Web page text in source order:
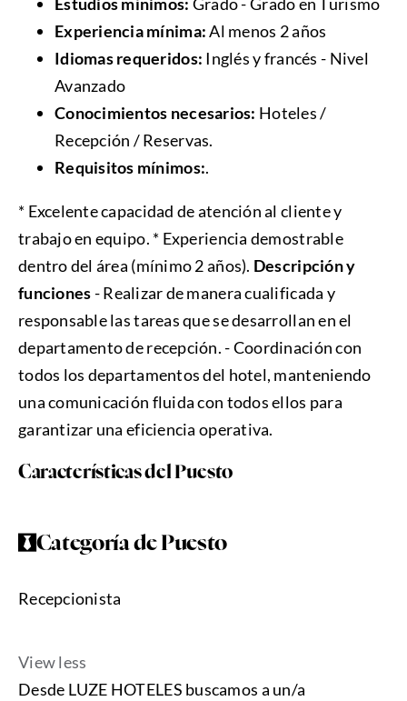
Experiencia mínima:Al menos 2 años
Idiomas requeridos: Inglés y francés - Nivel
Avanzado
Conocimientos necesarios: Hoteles /
Recepción / Reservas.
Requisitos mínimos:.
* Excelente capacidad de atención al cliente y
trabajo en equipo. * Experiencia demostrable
dentro del área (mínimo 2 años). Descripción y
funciones- Realizar de manera cualificada y
responsable las tareas que se desarrollan en el
departamento de recepción. - Coordinación con
todos los departamentos del hotel, manteniendo
una comunicación fluida con todos ellos para
garantizar una eficiencia operativa.
Características del Puesto
Categoría de Puesto
Recepcionista
View less
Desde LUZE HOTELES buscamos a un/a